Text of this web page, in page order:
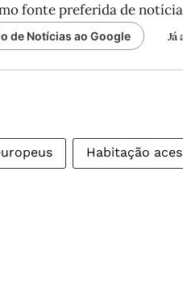
fonte preferida de
de Notícias ao Google Já
Habitação